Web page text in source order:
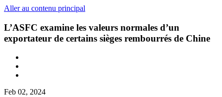
Aller au contenu principal
L’ASFC examine les valeurs normales d’un
exportateur de certains sièges rembourrés de Chine
Feb 02, 2024